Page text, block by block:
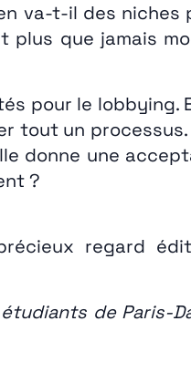
va-t-il des niches
que jamais
pour le lobbying.
tout un
donne une
?
regard
de Paris-